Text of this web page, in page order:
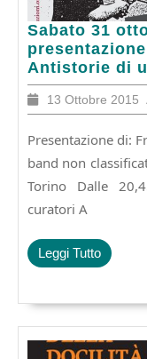
Sabato 31
Antistorie di
Sabato
31
ottobre,
Torino,
Officina
presentazione
di
FRANTI:
era
lì.
Antistorie
di
band
non
classificata.
13 Ottobre 2015
Presentazione di:
band non
Torino Dalle
curatori A
Leggi TuttoLeggi
Tutto